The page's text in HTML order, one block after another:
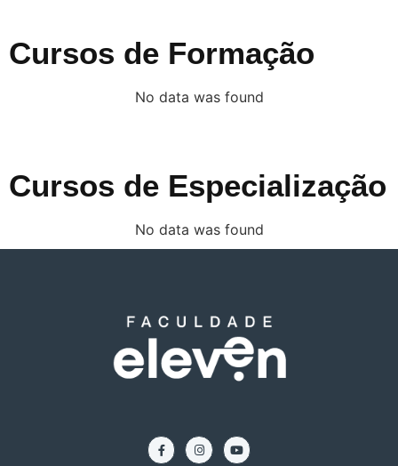
Cursos de Formação
No data was found
Cursos de Especialização
No data was found